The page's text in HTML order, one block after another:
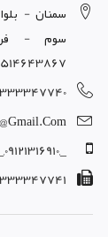
سمنان -
سوم -
_,09121316910,__,09305913630